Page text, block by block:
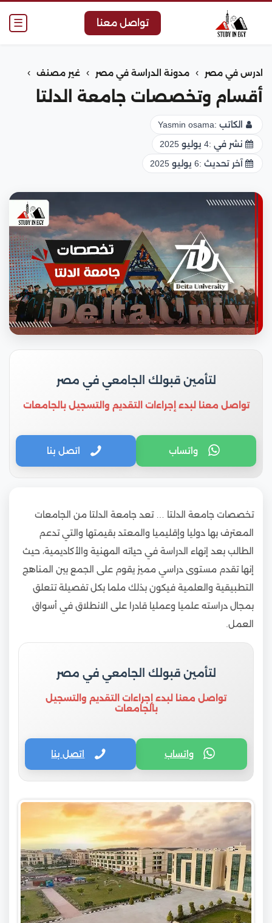
☰ تواصل معنا
ادرس في مصر › مدونة الدراسة في مصر › غير مصنف ›
أقسام وتخصصات جامعة الدلتا
الكاتب :Yasmin osama
نشر في :4 يوليو 2025
آخر تحديث :6 يوليو 2025
لتأمين قبولك الجامعي في مصر
تواصل معنا لبدء إجراءات التقديم والتسجيل بالجامعات
واتساب اتصل بنا
تخصصات جامعة الدلتا … تعد جامعة الدلتا من الجامعات
المعترف بها دوليا وإقليميا والمعتد بقيمتها والتي تدعم
الطالب بعد إنهاء الدراسة في حياته المهنية والأكاديمية، حيث
إنها تقدم مستوى دراسي مميز يقوم على الجمع بين المناهج
التطبيقية والعلمية فيكون بذلك ملما بكل تفصيلة تتعلق
بمجال دراسته علميا وعمليا قادرا على الانطلاق في أسواق
العمل.
لتأمين قبولك الجامعي في مصر
تواصل معنا لبدء إجراءات التقديم والتسجيل
بالجامعات
واتساب اتصل بنا